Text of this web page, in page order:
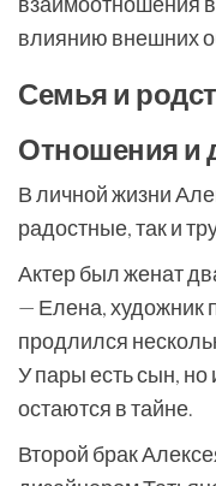
влиянию внешних
Семья и
Отношения и
В личной жизни
радостные, так и
Актер был женат
— Елена, художник
продлился
У пары есть сын,
остаются в тайне.
Второй брак